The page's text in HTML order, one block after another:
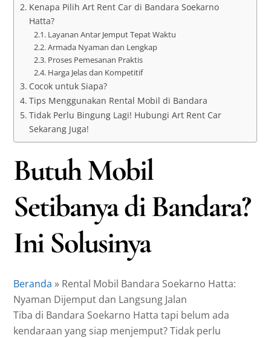
Kenapa Pilih Art Rent Car di Bandara Soekarno
Hatta?
Layanan Antar Jemput Tepat Waktu
Armada Nyaman dan Lengkap
Proses Pemesanan Praktis
Harga Jelas dan Kompetitif
Cocok untuk Siapa?
Tips Menggunakan Rental Mobil di Bandara
Tidak Perlu Bingung Lagi! Hubungi Art Rent Car
Sekarang Juga!
Butuh Mobil
Setibanya di Bandara?
Ini Solusinya
Beranda » Rental Mobil Bandara Soekarno Hatta:
Nyaman Dijemput dan Langsung Jalan
Tiba di Bandara Soekarno Hatta tapi belum ada
kendaraan yang siap menjemput? Tidak perlu